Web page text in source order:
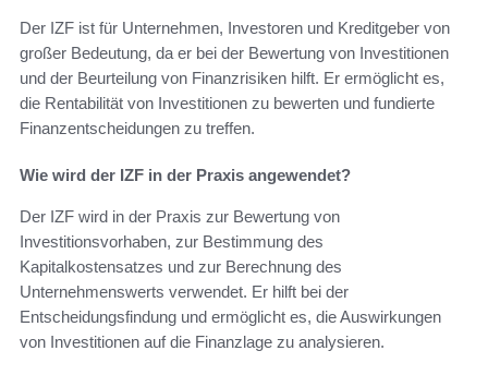
Der IZF ist für Unternehmen, Investoren und Kreditgeber von
großer Bedeutung, da er bei der Bewertung von Investitionen
und der Beurteilung von Finanzrisiken hilft. Er ermöglicht es,
die Rentabilität von Investitionen zu bewerten und fundierte
Finanzentscheidungen zu treffen.
Wie wird der IZF in der Praxis angewendet?
Der IZF wird in der Praxis zur Bewertung von
Investitionsvorhaben, zur Bestimmung des
Kapitalkostensatzes und zur Berechnung des
Unternehmenswerts verwendet. Er hilft bei der
Entscheidungsfindung und ermöglicht es, die Auswirkungen
von Investitionen auf die Finanzlage zu analysieren.